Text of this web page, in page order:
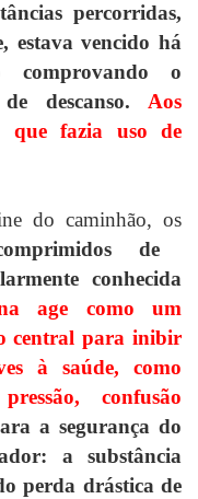
percorridas,
estava vencido há
comprovando o
descanso. Aos
que fazia uso de
do caminhão, os
de
conhecida
age como um
central para inibir
à saúde, como
confusão
a segurança do
a substância
perda drástica de